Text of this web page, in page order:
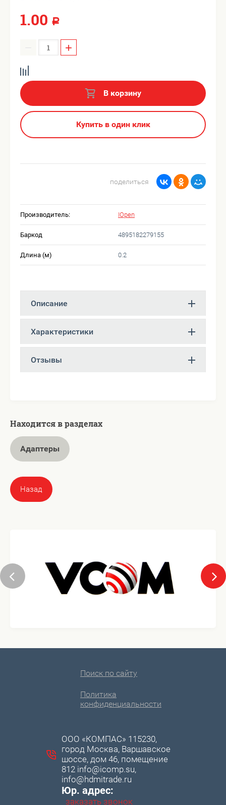
1.00 Р
− +
В корзину
Купить в один клик
поделиться
Производитель: IOpen
Баркод 4895182279155
Длина (м) 0.2
Описание
Характеристики
Отзывы
Находится в разделах
Адаптеры
Назад
Поиск по сайту
Политика
конфиденциальности
ООО «КОМПАС» 115230,
город Москва, Варшавское
шоссе, дом 46, помещение
812 info@icomp.su,
info@hdmitrade.ru
Юр. адрес:
заказать звонок